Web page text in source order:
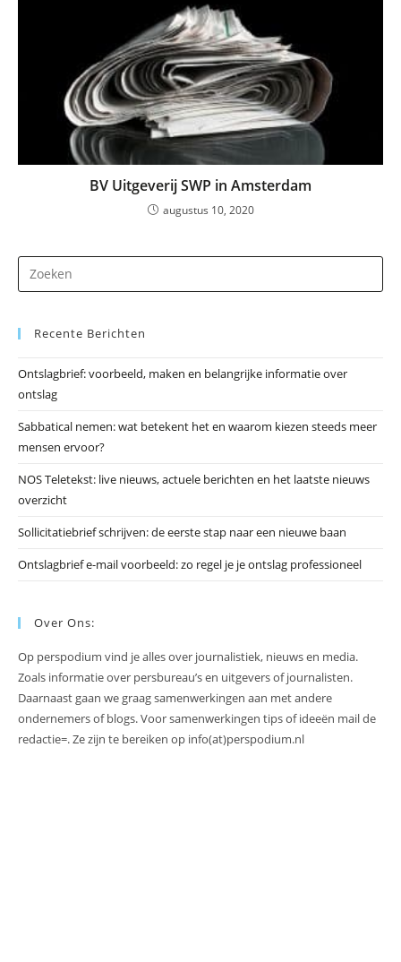
BV Uitgeverij SWP in Amsterdam
augustus 10, 2020
op
Recente Berichten
Ontslagbrief: voorbeeld, maken en belangrijke informatie over
ontslag
Sabbatical nemen: wat betekent het en waarom kiezen steeds meer
mensen ervoor?
NOS Teletekst: live nieuws, actuele berichten en het laatste nieuws
overzicht
Sollicitatiebrief schrijven: de eerste stap naar een nieuwe baan
Ontslagbrief e-mail voorbeeld: zo regel je je ontslag professioneel
Over Ons:
Op perspodium vind je alles over journalistiek, nieuws en media.
Zoals informatie over persbureau’s en uitgevers of journalisten.
Daarnaast gaan we graag samenwerkingen aan met andere
ondernemers of blogs. Voor samenwerkingen tips of ideeën mail de
redactie=. Ze zijn te bereiken op info(at)perspodium.nl